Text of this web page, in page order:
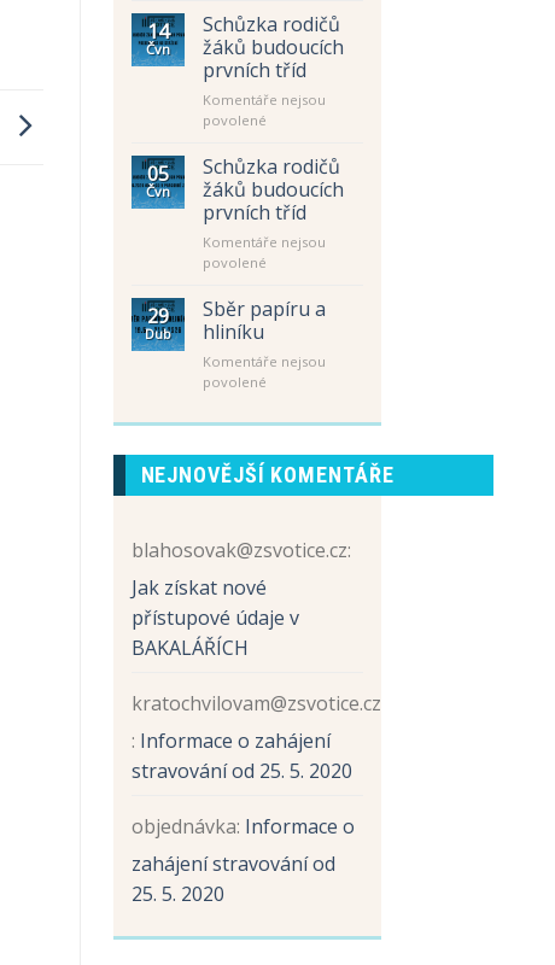
s
názvem
Úřední
hodiny
–
letní
14
Čvn
Schůzka rodičů
žáků budoucích
prvních tříd
Komentáře nejsou
povolenéu
s
názvem
Schůzka
rodičů
žáků
budoucích
tříd
05
Čvn
Schůzka rodičů
žáků budoucích
prvních tříd
Komentáře nejsou
povolenéu
s
názvem
rodičů
žáků
prvních
29
Dub
Sběr papíru a
hliníku
Komentáře nejsou
povolenéu
s
Sběr
papíru
NEJNOVĚJŠÍ KOMENTÁŘE
blahosovak@zsvotice.cz:
Jak získat nové
přístupové údaje v
BAKALÁŘÍCH
kratochvilovam@zsvotice.cz
: Informace o zahájení
stravování od 25. 5. 2020
objednávka: Informace o
zahájení stravování od
25. 5. 2020